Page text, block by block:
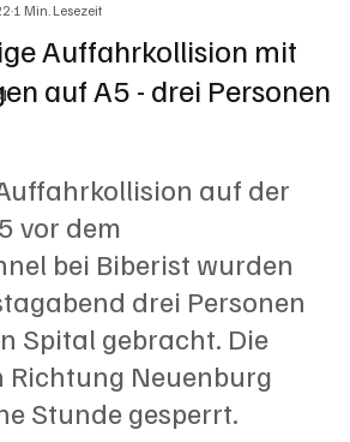
Auffahrkollision mit
auf A5 - drei Personen
1 Min. Lesezeit
bewertet.
auf der
vor dem
bei Biberist wurden
drei Personen
Spital gebracht. Die
Richtung Neuenburg
Stunde gesperrt.